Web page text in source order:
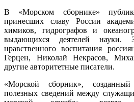
В «Морском сборнике»
принесших славу России
химиков, гидрографов и
выдающихся деятелей науки.
нравственного воспитания
Герцен, Николай Некрасов,
другие авторитетные писатели.
«Морской сборник», созданный
полезных сведений между